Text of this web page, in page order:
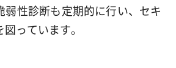
弱性診断も定期的に行い、セキ
っています。